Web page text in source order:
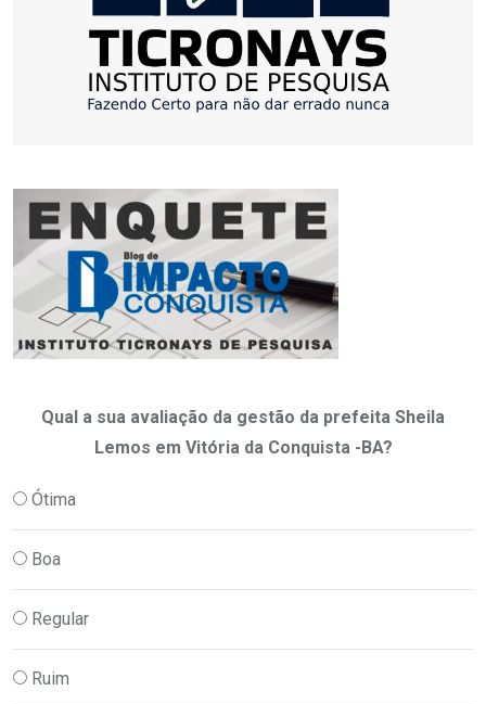
Qual a sua avaliação da gestão da prefeita Sheila
Lemos em Vitória da Conquista -BA?
Ótima
Boa
Regular
Ruim